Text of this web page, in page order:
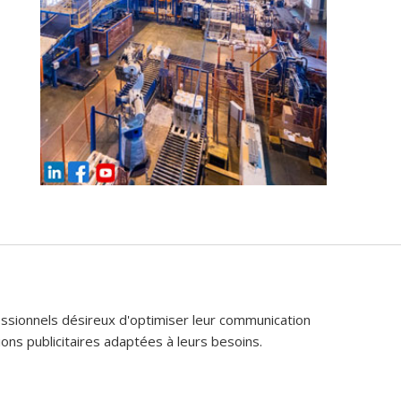
désireux d'optimiser leur communication
publicitaires adaptées à leurs besoins.